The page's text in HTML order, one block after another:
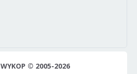
WYKOP © 2005-2026